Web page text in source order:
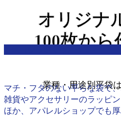
オリジナ
100枚から
業種・用途別平袋
マチ・フタのない平らな袋で
雑貨やアクセサリーのラッピ
ほか、アパレルショップでも